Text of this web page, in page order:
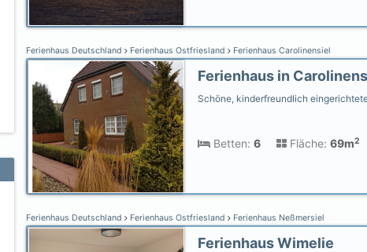
Ferienhaus Deutschland Ferienhaus Ostfriesland Ferienhaus Carolinensiel
Ferienhaus in
Schöne, kinderfreundlich
Betten: 6 Fläche: 69m2
Ferienhaus Deutschland Ferienhaus Ostfriesland Ferienhaus Neßmersiel
Ferienhaus Wimelie